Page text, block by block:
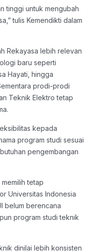
tinggi untuk mengubah
tulis Kemendikti dalam
Rekayasa lebih relevan
baru seperti
Hayati, hingga
prodi-prodi
Teknik Elektro tetap
kepada
program studi sesuai
pengembangan
tetap
Universitas Indonesia
belum berencana
program studi teknik
dinilai lebih konsisten